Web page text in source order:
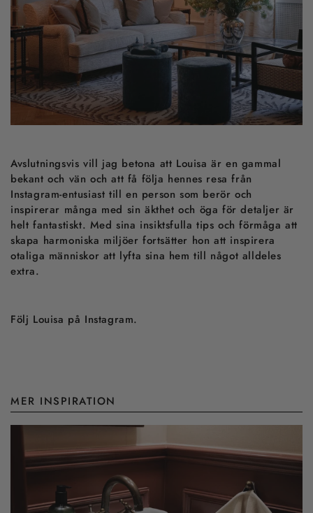
Avslutningsvis vill jag betona att Louisa är en gammal
bekant och vän och att få följa hennes resa från
Instagram-entusiast till en person som berör och
inspirerar många med sin äkthet och öga för detaljer är
helt fantastiskt. Med sina insiktsfulla tips och förmåga att
skapa harmoniska miljöer fortsätter hon att inspirera
otaliga människor att lyfta sina hem till något alldeles
extra.
Följ Louisa på Instagram.
MER INSPIRATION